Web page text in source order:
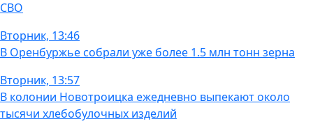
СВО
Вторник, 13:46
В Оренбуржье собрали уже более 1.5 млн тонн зерна
Вторник, 13:57
В колонии Новотроицка ежедневно выпекают около
тысячи хлебобулочных изделий